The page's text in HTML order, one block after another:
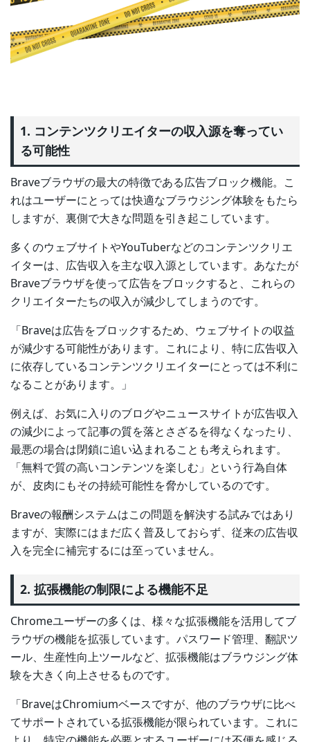
1. コンテンツクリエイターの収入源を奪ってい
る可能性
Braveブラウザの最大の特徴である広告ブロック機能。こ
れはユーザーにとっては快適なブラウジング体験をもたら
しますが、裏側で大きな問題を引き起こしています。
多くのウェブサイトやYouTuberなどのコンテンツクリエ
イターは、広告収入を主な収入源としています。あなたが
Braveブラウザを使って広告をブロックすると、これらの
クリエイターたちの収入が減少してしまうのです。
「Braveは広告をブロックするため、ウェブサイトの収益
が減少する可能性があります。これにより、特に広告収入
に依存しているコンテンツクリエイターにとっては不利に
なることがあります。」
例えば、お気に入りのブログやニュースサイトが広告収入
の減少によって記事の質を落とさざるを得なくなったり、
最悪の場合は閉鎖に追い込まれることも考えられます。
「無料で質の高いコンテンツを楽しむ」という行為自体
が、皮肉にもその持続可能性を脅かしているのです。
Braveの報酬システムはこの問題を解決する試みではあり
ますが、実際にはまだ広く普及しておらず、従来の広告収
入を完全に補完するには至っていません。
2. 拡張機能の制限による機能不足
Chromeユーザーの多くは、様々な拡張機能を活用してブ
ラウザの機能を拡張しています。パスワード管理、翻訳ツ
ール、生産性向上ツールなど、拡張機能はブラウジング体
験を大きく向上させるものです。
「BraveはChromiumベースですが、他のブラウザに比べ
てサポートされている拡張機能が限られています。これに